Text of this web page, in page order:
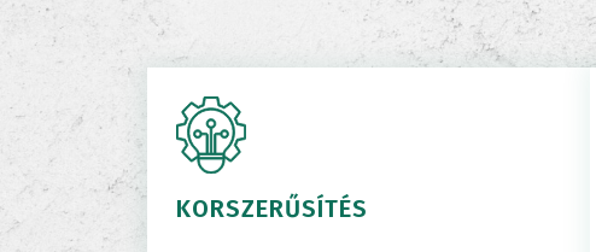
képesség
KORSZERŰSÍTÉS